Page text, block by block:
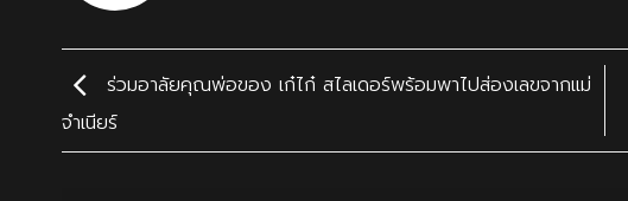
ร่วมอาลัยคุณพ่อของ เก๋ไก๋ สไลเดอร์พร้อมพาไปส่องเลขจากแม่
จำเนียร์